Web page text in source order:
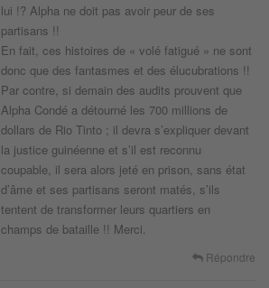
lui !? Alpha ne doit pas avoir peur de ses
partisans !!
En fait, ces histoires de « volé fatigué » ne sont
donc que des fantasmes et des élucubrations !!
Par contre, si demain des audits prouvent que
Alpha Condé a détourné les 700 millions de
dollars de Rio Tinto ; il devra s’expliquer devant
la justice guinéenne et s’il est reconnu
coupable, il sera alors jeté en prison, sans état
d’âme et ses partisans seront matés, s’ils
tentent de transformer leurs quartiers en
champs de bataille !! Merci.
Répondre